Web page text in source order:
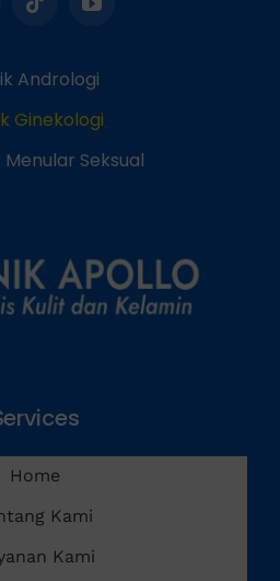
Andrologi
Ginekologi
Seksual
Home
Kami
Kami